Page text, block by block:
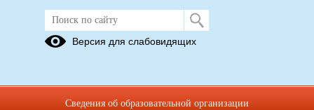
Комиссия по соблюдению
требований к служебному
конфликта интересов
(аттестационная комиссия)
Версия для слабовидящих
Сведения об образовательной организации